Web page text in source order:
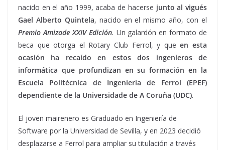
nacido en el año 1999, acaba de hacerse junto al vigués
Gael Alberto Quintela, nacido en el mismo año, con el
Premio Amizade XXIV Edición. Un galardón en formato de
beca que otorga el Rotary Club Ferrol, y queen esta
ocasión ha recaído en estos dos ingenieros de
informática que profundizan en su formación en la
Escuela Politécnica de Ingeniería de Ferrol (EPEF)
dependiente de la Universidade de A Coruña (UDC).
El joven mairenero es Graduado en Ingeniería de
Software por la Universidad de Sevilla, y en 2023 decidió
desplazarse a Ferrol para ampliar su titulación a través